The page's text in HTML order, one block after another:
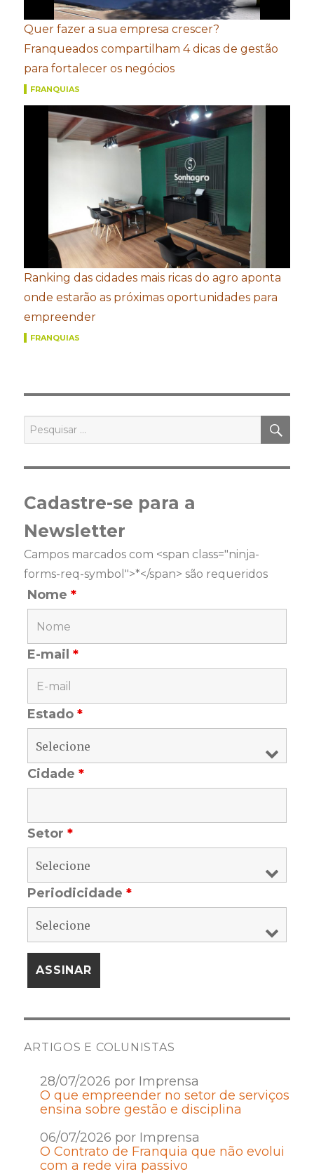
Quer fazer a sua empresa crescer?
Franqueados compartilham 4 dicas de gestão
para fortalecer os negócios
FRANQUIAS
Ranking das cidades mais ricas do agro aponta
onde estarão as próximas oportunidades para
empreender
FRANQUIAS
por:
Cadastre-se para a
Newsletter
Campos marcados com <span class="ninja-
forms-req-symbol">*</span> são requeridos
Nome*
E-mail*
Estado*
Cidade*
Setor*
Periodicidade*
ARTIGOS E COLUNISTAS
28/07/2026 por Imprensa
O que empreender no setor de serviços
ensina sobre gestão e disciplina
06/07/2026 por Imprensa
O Contrato de Franquia que não evolui
com a rede vira passivo